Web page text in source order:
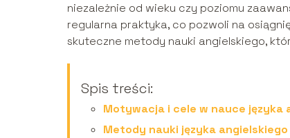
niezależnie od wieku czy poziomu
regularna praktyka, co pozwoli na
skuteczne metody nauki angielskiego,
Spis treści:
Motywacja i cele w nauce języka
Metody nauki języka angielskiego